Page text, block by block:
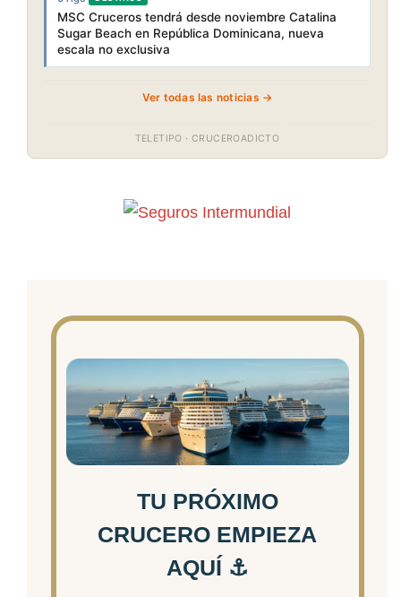
MSC Cruceros tendrá desde noviembre Catalina
Sugar Beach en República Dominicana, nueva
escala no exclusiva
Ver todas las noticias →
TELETIPO · CRUCEROADICTO